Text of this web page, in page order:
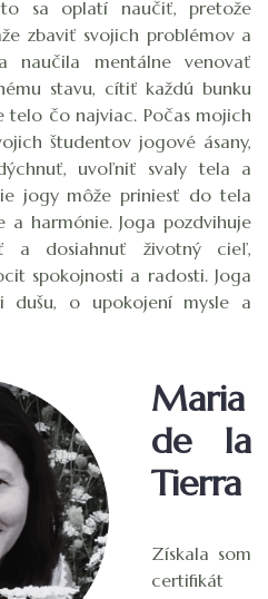
sa oplatí naučiť, pretože
zbaviť svojich problémov a
naučila mentálne venovať
stavu, cítiť každú bunku
čo najviac. Počas mojich
študentov jogové ásany,
uvoľniť svaly tela a
jogy môže priniesť do tela
a harmónie. Joga pozdvihuje
a dosiahnuť životný cieľ,
spokojnosti a radosti. Joga
o upokojení mysle a
Maria
de la
Tierra
Získala som
certifikát